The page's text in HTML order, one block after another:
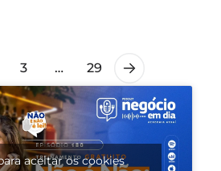
3 … 29
aceitar os cookies